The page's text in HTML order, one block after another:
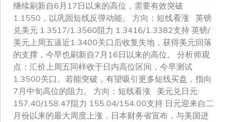
继续刷新自6月17日以来的高位，需要有效突破
1.1550，以巩固短线反弹动能。 方向：短线看涨 英镑
兑美元 1.3517/1.3560阻力 1.3416/1.3382支持 英镑/
美元上周五逼近1.3400关口后收复失地，获得美元回落
的支撑，今早也刷新自7月16日以来的高位。 分析师观
点：汇价上周五同样收于日内高位区间，今早测试
1.3500关口。若能突破，有望吸引更多短线买盘，指向
7月中旬高位的阻力。 方向：短线看涨 美元兑日元
157.40/158.47阻力 155.04/154.00支持 日元迎来自二
月份以来的最大周度上涨，日本财务省宣布，与美国进